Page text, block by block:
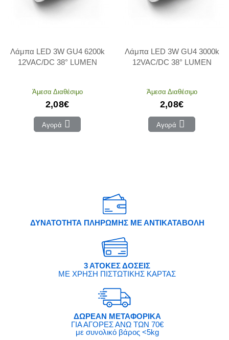
Λάμπα LED 3W GU4 6200k
12VAC/DC 38° LUMEN
Άμεσα Διαθέσιμο
2,08€
Αγορά
Λάμπα LED 3W GU4 3000k
12VAC/DC 38° LUMEN
Άμεσα Διαθέσιμο
2,08€
Αγορά
ΔΥΝΑΤΟΤΗΤΑ ΠΛΗΡΩΜΗΣ ΜΕ ΑΝΤΙΚΑΤΑΒΟΛΗ
3 ΑΤΟΚΕΣ ΔΟΣΕΙΣ
ΜΕ ΧΡΗΣΗ ΠΙΣΤΩΤΙΚΗΣ ΚΑΡΤΑΣ
ΔΩΡΕΑΝ ΜΕΤΑΦΟΡΙΚΑ
ΓΙΑ ΑΓΟΡΕΣ ΑΝΩ ΤΩΝ 70€
με συνολικό βάρος <5kg